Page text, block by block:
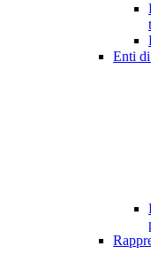
Enti